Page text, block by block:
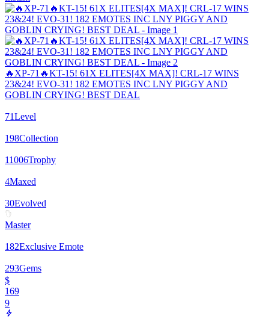
🔥XP-71🔥KT-15! 61X ELITES[4X MAX]! CRL-17 WINS
23&24! EVO-31! 182 EMOTES INC LNY PIGGY AND
GOBLIN CRYING! BEST DEAL
71Level
198Collection
11006Trophy
4Maxed
30Evolved
Master
182Exclusive Emote
293Gems
$
169
9